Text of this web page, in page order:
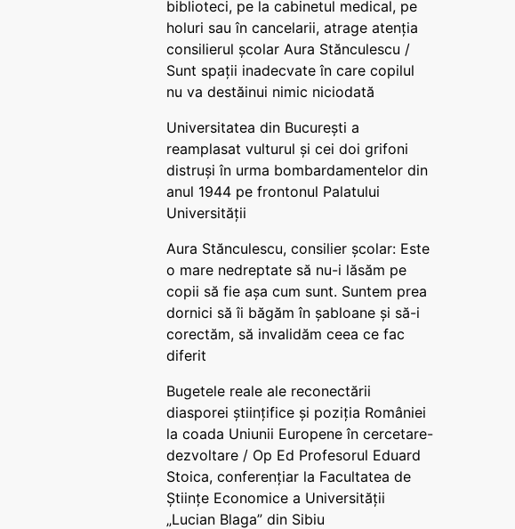
biblioteci, pe la cabinetul medical, pe
holuri sau în cancelarii, atrage atenția
consilierul școlar Aura Stănculescu /
Sunt spații inadecvate în care copilul
nu va destăinui nimic niciodată
Universitatea din București a
reamplasat vulturul și cei doi grifoni
distruși în urma bombardamentelor din
anul 1944 pe frontonul Palatului
Universității
Aura Stănculescu, consilier școlar: Este
o mare nedreptate să nu-i lăsăm pe
copii să fie așa cum sunt. Suntem prea
dornici să îi băgăm în șabloane și să-i
corectăm, să invalidăm ceea ce fac
diferit
Bugetele reale ale reconectării
diasporei științifice și poziția României
la coada Uniunii Europene în cercetare-
dezvoltare / Op Ed Profesorul Eduard
Stoica, conferențiar la Facultatea de
Științe Economice a Universității
„Lucian Blaga” din Sibiu